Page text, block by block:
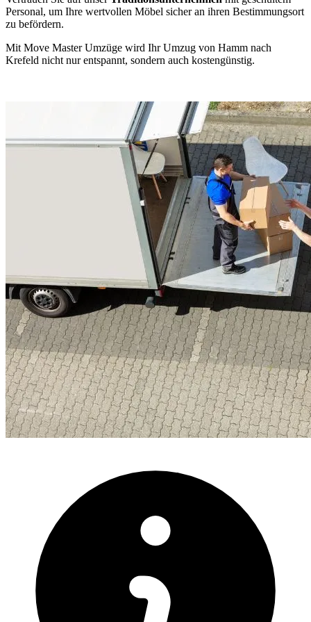
Personal, um Ihre wertvollen Möbel sicher an ihren Bestimmungsort
zu befördern.
Mit Move Master Umzüge wird Ihr Umzug von Hamm nach
Krefeld nicht nur entspannt, sondern auch kostengünstig.